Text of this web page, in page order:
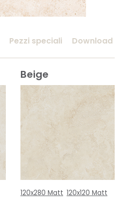
Pezzi speciali Download
Beige
120x280 Matt 120x120 Matt